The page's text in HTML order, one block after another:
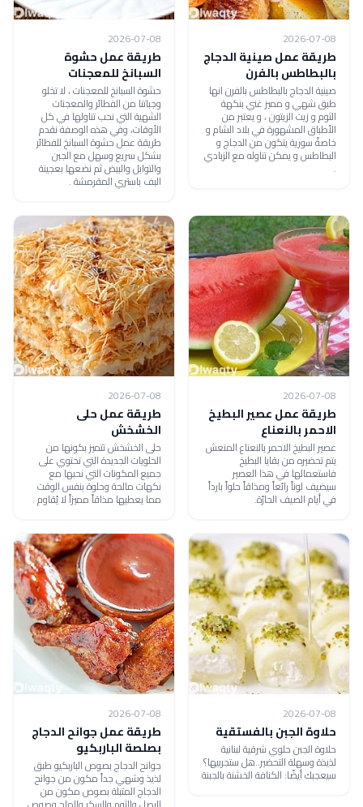
2026-07-08
طريقة عمل صينية الدجاج
بالبطاطس بالفرن
صينية الدجاج بالبطاطس بالفرن انها
طبق شهي و مميز غني بنكهة
الثوم و زيت الزيتون ، و يعتبر من
الأطباق المشهورة في بلاد الشام و
خاصةً سورية يتكون من الدجاج و
البطاطس و يمكن تناوله مع الزبادي
.
2026-07-08
طريقة عمل حشوة
السبانخ للمعجنات
حشوة السبانخ للمعجنات ، لا تخلو
وجباتنا من الفطائر والمعجنات
الشهية التي نحب تناولها في كل
الأوقات، وفي هذه الوصفة نقدم
طريقة عمل حشوة السبانخ للفطائر
بشكل سريع وسهل مع الجبن
والتوابل والبيض ثم نضعها بعجينة
البف باستري المقرمشة .
2026-07-08
طريقة عمل عصير البطيخ
الاحمر بالنعناع
عصير البطيخ الاحمر بالنعناع المنعش
يتم تحضيره من بقايا البطيخ
فاستعمالها في هذا العصير
سيضيف لوناً رائعاً ومذاقاً حلواً بارداً
في أيام الصيف الحارّة.
2026-07-08
طريقة عمل حلى
الخشخش
حلى الخشخش تتميز بكونها من
الحلويات الجديدة التي تحتوي على
جميع المكونات التي نحبها مع
نكهات مالحة وحلوة بنفس الوقت
مما يعطيها مذاقاً مميزاً لا يُقاوم .
2026-07-08
حلاوة الجبن بالفستقية
حلاوة الجبن حلوي شرقية لبنانية
لذيذة وسهلة التحضير..هل ستجربيها؟
سيعجبك أيضًا: الكنافة الخشنة بالجبنة
2026-07-08
طريقة عمل جوانح الدجاج
بصلصة الباربكيو
جوانح الدجاج بصوص الباربكيو طبق
لذيذ وشهي جداً مكون من جوانح
الدجاج المتبلة بصوص مكون من